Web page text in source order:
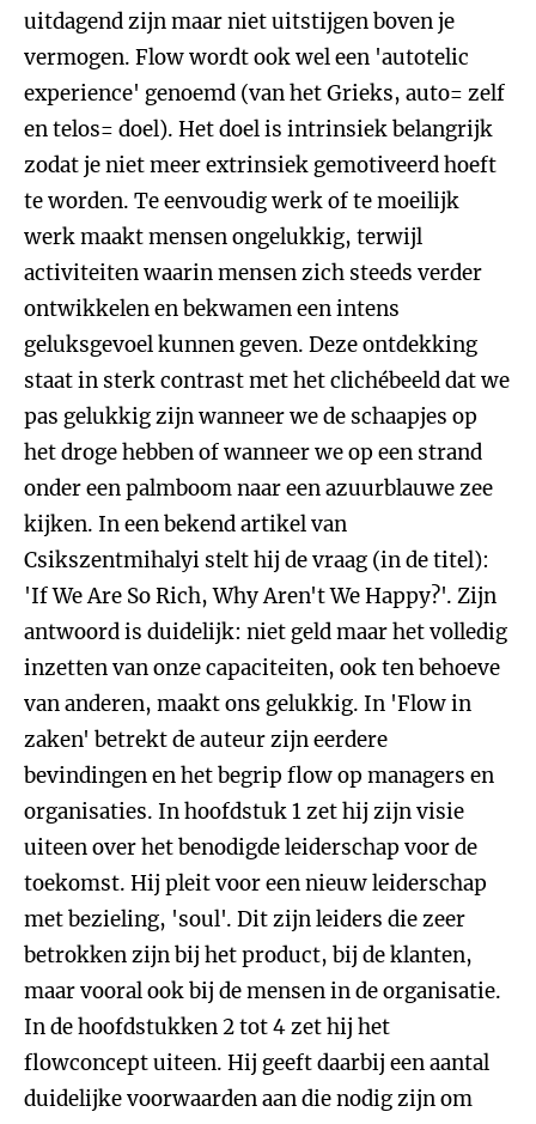
uitdagend zijn maar niet uitstijgen boven je
vermogen. Flow wordt ook wel een 'autotelic
experience' genoemd (van het Grieks, auto= zelf
en telos= doel). Het doel is intrinsiek belangrijk
zodat je niet meer extrinsiek gemotiveerd hoeft
te worden. Te eenvoudig werk of te moeilijk
werk maakt mensen ongelukkig, terwijl
activiteiten waarin mensen zich steeds verder
ontwikkelen en bekwamen een intens
geluksgevoel kunnen geven. Deze ontdekking
staat in sterk contrast met het clichébeeld dat we
pas gelukkig zijn wanneer we de schaapjes op
het droge hebben of wanneer we op een strand
onder een palmboom naar een azuurblauwe zee
kijken. In een bekend artikel van
Csikszentmihalyi stelt hij de vraag (in de titel):
'If We Are So Rich, Why Aren't We Happy?'. Zijn
antwoord is duidelijk: niet geld maar het volledig
inzetten van onze capaciteiten, ook ten behoeve
van anderen, maakt ons gelukkig. In 'Flow in
zaken' betrekt de auteur zijn eerdere
bevindingen en het begrip flow op managers en
organisaties. In hoofdstuk 1 zet hij zijn visie
uiteen over het benodigde leiderschap voor de
toekomst. Hij pleit voor een nieuw leiderschap
met bezieling, 'soul'. Dit zijn leiders die zeer
betrokken zijn bij het product, bij de klanten,
maar vooral ook bij de mensen in de organisatie.
In de hoofdstukken 2 tot 4 zet hij het
flowconcept uiteen. Hij geeft daarbij een aantal
duidelijke voorwaarden aan die nodig zijn om